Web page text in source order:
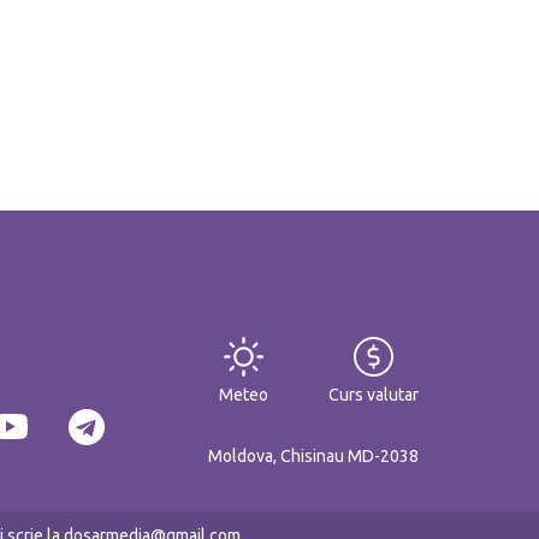
Meteo Curs valutar
Moldova, Chisinau MD-2038